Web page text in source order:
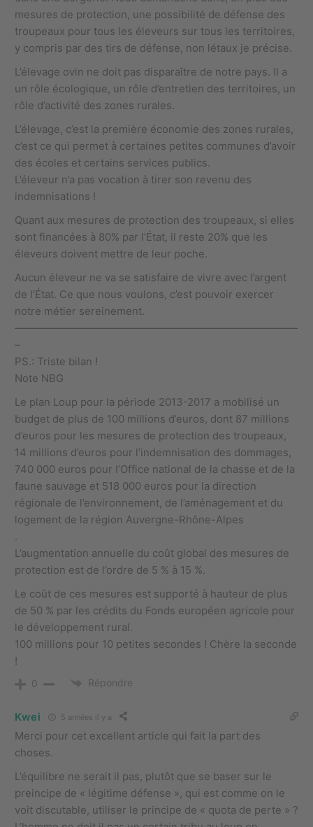
mesures de protection, une possibilité de défense des
troupeaux pour tous les éleveurs sur tous les territoires,
y compris par des tirs de défense, non létaux je précise.
L’élevage ovin ne doit pas disparaître de notre pays. Il a
un rôle écologique, un rôle d’entretien des territoires, un
rôle d’activité des zones rurales.
L’élevage, c’est la première économie des zones rurales,
c’est ce qui permet à certaines petites communes d’avoir
des écoles et certains services publics.
L’éleveur n’a pas vocation à tirer son revenu des
indemnisations !
Quant aux mesures de protection des troupeaux, si elles
sont financées à 80% par l’État, il reste 20% que les
éleveurs doivent mettre de leur poche.
Aucun éleveur ne va se satisfaire de vivre avec l’argent
de l’État. Ce que nous voulons, c’est pouvoir exercer
notre métier sereinement.
———————————————————————————
–
PS.: Triste bilan !
Note NBG
Le plan Loup pour la période 2013-2017 a mobilisé un
budget de plus de 100 millions d’euros, dont 87 millions
d’euros pour les mesures de protection des troupeaux,
14 millions d’euros pour l’indemnisation des dommages,
740 000 euros pour l’Office national de la chasse et de la
faune sauvage et 518 000 euros pour la direction
régionale de l’environnement, de l’aménagement et du
logement de la région Auvergne-Rhône-Alpes
.
L’augmentation annuelle du coût global des mesures de
protection est de l’ordre de 5 % à 15 %.
Le coût de ces mesures est supporté à hauteur de plus
de 50 % par les crédits du Fonds européen agricole pour
le développement rural.
100 millions pour 10 petites secondes ! Chère la seconde
!
0 Répondre
Kwei 5 années il y a
Merci pour cet excellent article qui fait la part des
choses.
L’équilibre ne serait il pas, plutôt que se baser sur le
preincipe de « légitime défense », qui est comme on le
voit discutable, utiliser le principe de « quota de perte » ?